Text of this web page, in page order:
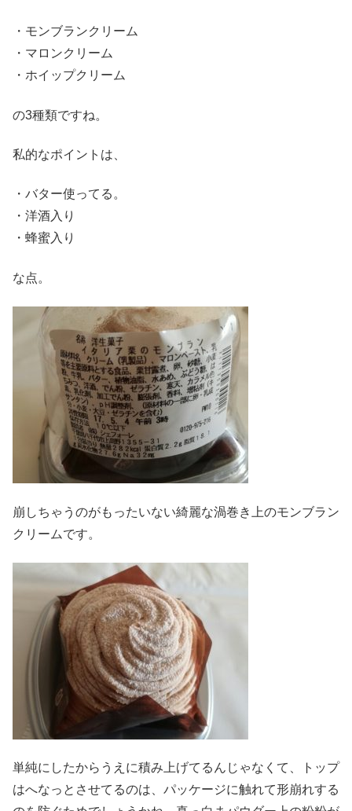
・モンブランクリーム
・マロンクリーム
・ホイップクリーム
の3種類ですね。
私的なポイントは、
・バター使ってる。
・洋酒入り
・蜂蜜入り
な点。
崩しちゃうのがもったいない綺麗な渦巻き上のモンブラン
クリームです。
単純にしたからうえに積み上げてるんじゃなくて、トップ
はへなっとさせてるのは、パッケージに触れて形崩れする